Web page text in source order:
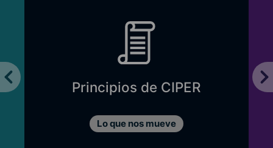
Principios de CIPER
Lo que nos mueve